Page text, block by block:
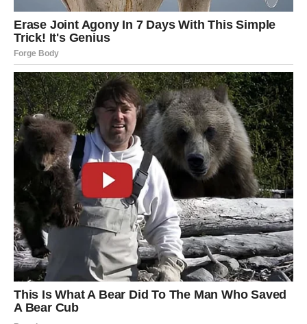
Lavovima dolazi veliki poslovni uspjeh i mogućnost
ozbiljne zarade.
Sve ono što ste dugo gradili sada konačno počinje
donositi rezultate.
Novac vam dolazi sa svih strana
Pred vama su veoma uspješni i važni dani.
DJEVICA
Pred vama su dani tokom kojih ćete konačno osjetiti
veliko olakšanje.
Jedna odluka ili promjena donose vam mnogo više mira i
sigurnosti.